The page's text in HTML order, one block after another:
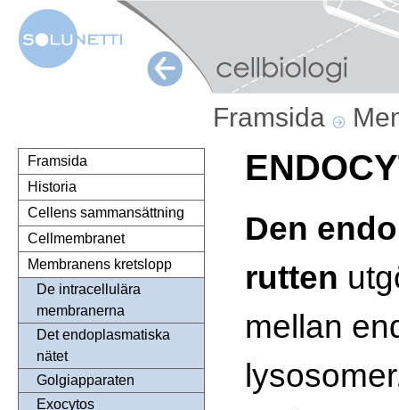
Framsida
Framsida
Historia
Cellens sammansättning
Cellmembranet
Membranens kretslopp
De intracellulära
membranerna
Det endoplasmatiska
nätet
Golgiapparaten
Exocytos
Den
rutten
mellan